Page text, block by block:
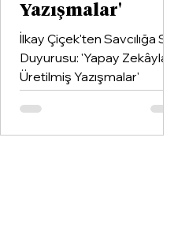
Yazışmalar'
İlkay Çiçek'ten Savcılığa Suç
Duyurusu: 'Yapay Zekâyla
Üretilmiş Yazışmalar'